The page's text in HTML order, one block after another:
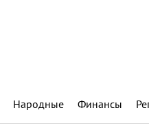
Народные Финансы